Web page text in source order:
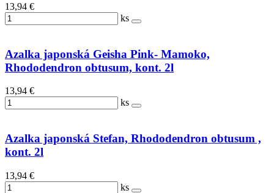
13,94 €
ks
Azalka japonská Geisha Pink- Mamoko,
Rhododendron obtusum, kont. 2l
13,94 €
ks
Azalka japonská Stefan, Rhododendron obtusum ,
kont. 2l
13,94 €
ks